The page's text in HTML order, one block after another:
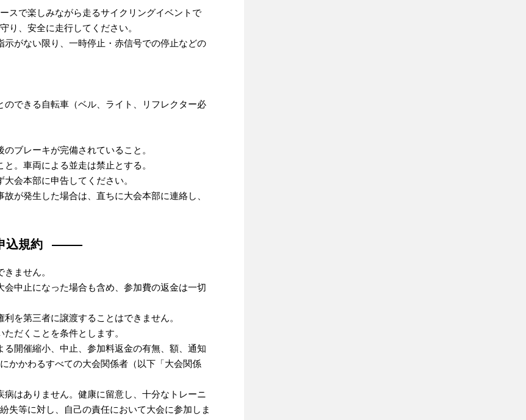
スで楽しみながら走るサイクリングイベントで
り、安全に走行してください。
がない限り、一時停止・赤信号での停止などの
できる自転車（ベル、ライト、リフレクター必
ブレーキが完備されていること。
。車両による並走は禁止とする。
会本部に申告してください。
が発生した場合は、直ちに大会本部に連絡し、
込規約
ません。
中止になった場合も含め、参加費の返金は一切
を第三者に譲渡することはできません。
だくことを条件とします。
開催縮小、中止、参加料返金の有無、額、通知
かかわるすべての大会関係者（以下「大会関係
はありません。健康に留意し、十分なトレーニ
失等に対し、自己の責任において大会に参加しま